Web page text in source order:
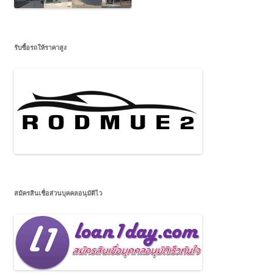
รับซื้อรถให้ราคาสูง
สมัครสินเชื่อส่วนบุคคลอนุมัติไว